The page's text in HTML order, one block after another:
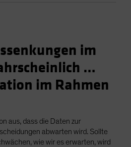
im
…
im Rahmen
aus, dass die Daten zur
abwarten wird. Sollte
wie wir es erwarten, wird